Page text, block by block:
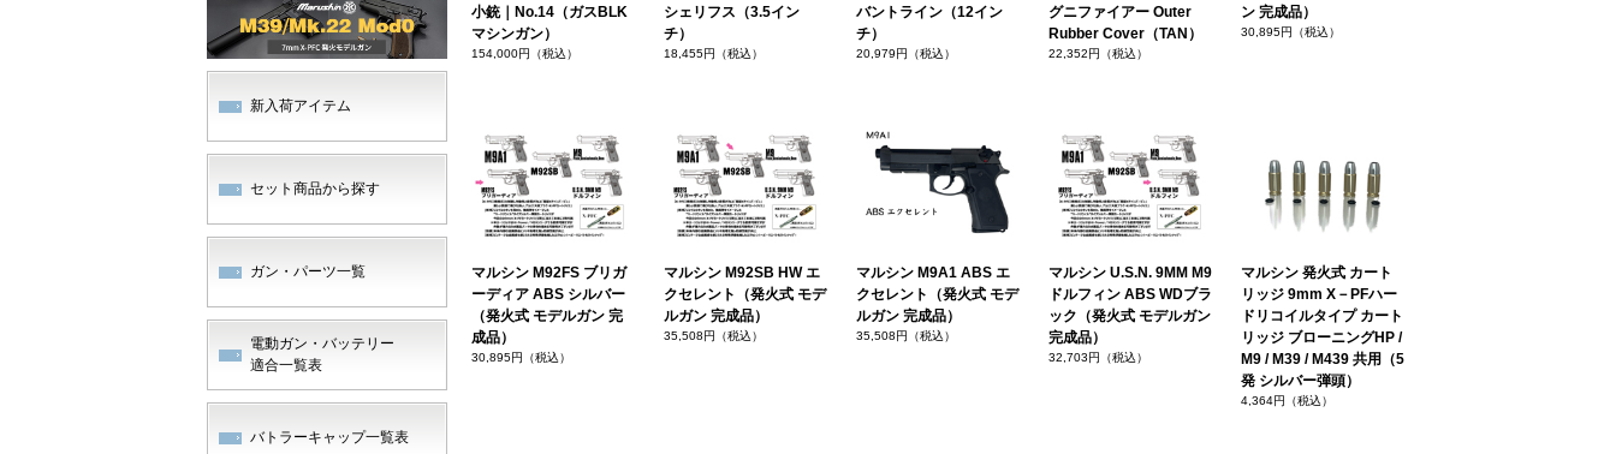
新入荷アイテム
セット商品から探す
ガン・パーツ一覧
電動ガン・バッテリー
適合一覧表
バトラーキャップ一覧表
小銃｜No.14（ガスBLK
マシンガン）
154,000円（税込）
シェリフス（3.5イン
チ）
18,455円（税込）
バントライン（12イン
チ）
20,979円（税込）
グニファイアー Outer
Rubber Cover（TAN）
22,352円（税込）
ン 完成品）
30,895円（税込）
マルシン M92FS ブリガ
ーディア ABS シルバー
（発火式 モデルガン 完
成品）
30,895円（税込）
マルシン M92SB HW エ
クセレント（発火式 モデ
ルガン 完成品）
35,508円（税込）
マルシン M9A1 ABS エ
クセレント（発火式 モデ
ルガン 完成品）
35,508円（税込）
マルシン U.S.N. 9MM M9
ドルフィン ABS WDブラ
ック（発火式 モデルガン
完成品）
32,703円（税込）
マルシン 発火式 カート
リッジ 9mm X－PFハー
ドリコイルタイプ カート
リッジ ブローニングHP /
M9 / M39 / M439 共用（5
発 シルバー弾頭）
4,364円（税込）